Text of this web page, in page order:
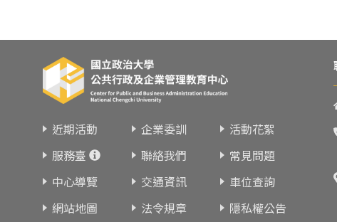
近期活動 企業委訓
活動花絮
服務臺
聯絡我們
常見問題
中心導覽
交通資訊
車位查詢
網站地圖
法令規章 隱私權公告